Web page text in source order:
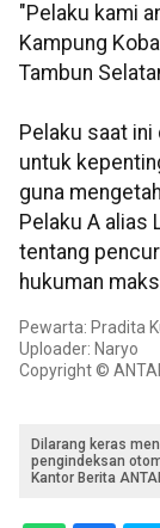
"Pelaku kami
Kampung
Tambun
Pelaku saat ini
untuk
guna
Pelaku A alias
tentang
hukuman
Pewarta: Pradita
Uploader: Naryo
Copyright ©
Dilarang keras
pengindeksan
Kantor Berita